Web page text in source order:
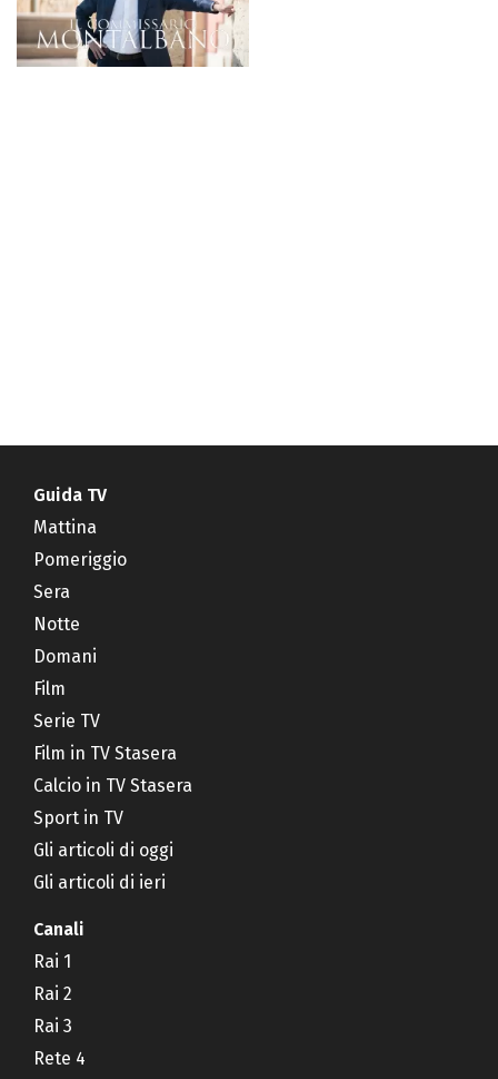
Guida TV
Mattina
Pomeriggio
Sera
Notte
Domani
Film
Serie TV
Film in TV Stasera
Calcio in TV Stasera
Sport in TV
Gli articoli di oggi
Gli articoli di ieri
Canali
Rai 1
Rai 2
Rai 3
Rete 4